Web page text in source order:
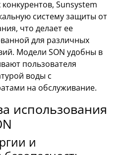
Sunsystem
систему защиты от
что делает ее
для различных
Модели SON удобны в
пользователя
воды с
на обслуживание.
использования
и